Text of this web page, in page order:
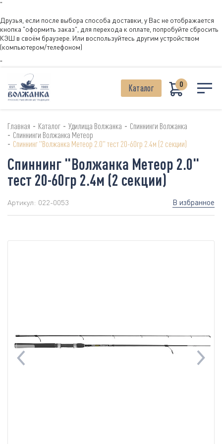
"
Друзья, если после выбора способа доставки, у Вас не отображается
кнопка "оформить заказ", для перехода к оплате, попробуйте сбросить
КЭШ в своём браузере. Или воспользуйтесь другим устройством
(компьютером/телефоном)
"
Каталог 0
Главная - Каталог - Удилища Волжанка - Спиннинги Волжанка
- Спиннинги Волжанка Метеор
- Спиннинг "Волжанка Метеор 2.0" тест 20-60гр 2.4м (2 секции)
Спиннинг "Волжанка Метеор 2.0"
тест 20-60гр 2.4м (2 секции)
Артикул: 022-0053 В избранное